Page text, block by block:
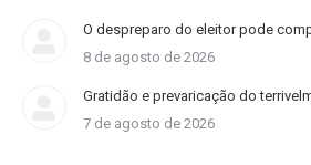
O despreparo do eleitor pode
8 de agosto de 2026
Gratidão e prevaricação do
7 de agosto de 2026